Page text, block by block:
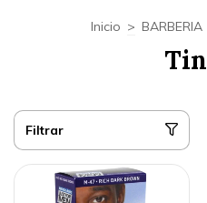
Inicio > BARBERIA
Filtrar